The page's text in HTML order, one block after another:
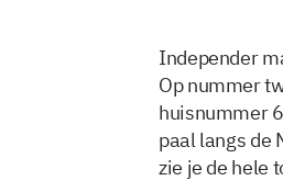
Independer
Op nummer
huisnummer
paal langs de
zie je de hele